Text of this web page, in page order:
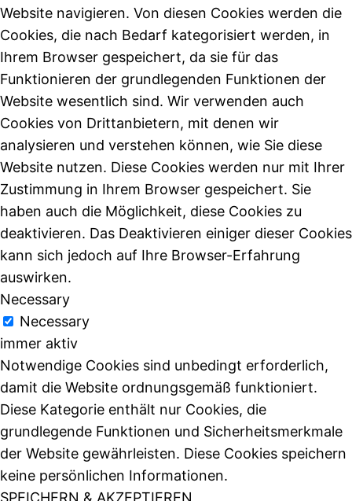
Website navigieren. Von diesen Cookies werden die
Cookies, die nach Bedarf kategorisiert werden, in
Ihrem Browser gespeichert, da sie für das
Funktionieren der grundlegenden Funktionen der
Website wesentlich sind. Wir verwenden auch
Cookies von Drittanbietern, mit denen wir
analysieren und verstehen können, wie Sie diese
Website nutzen. Diese Cookies werden nur mit Ihrer
Zustimmung in Ihrem Browser gespeichert. Sie
haben auch die Möglichkeit, diese Cookies zu
deaktivieren. Das Deaktivieren einiger dieser Cookies
kann sich jedoch auf Ihre Browser-Erfahrung
auswirken.
Necessary
Necessary
immer aktiv
Notwendige Cookies sind unbedingt erforderlich,
damit die Website ordnungsgemäß funktioniert.
Diese Kategorie enthält nur Cookies, die
grundlegende Funktionen und Sicherheitsmerkmale
der Website gewährleisten. Diese Cookies speichern
keine persönlichen Informationen.
SPEICHERN & AKZEPTIEREN